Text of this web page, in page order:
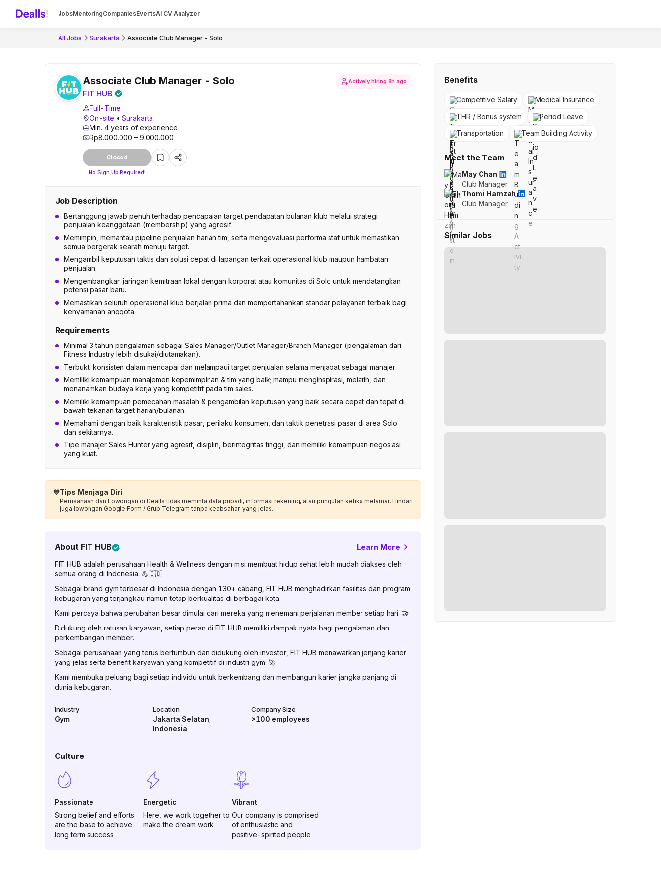
JobsMentoringCompaniesEventsAI CV Analyzer
All Jobs Surakarta Associate Club Manager - Solo
Associate Club Manager - Solo
FIT HUB
Full-Time
On-site • Surakarta
Min. 4 years of experience
Rp8.000.000 – 9.000.000
Closed
No Sign Up Required!
Actively hiring 8h ago
Job Description
Bertanggung jawab penuh terhadap pencapaian target pendapatan bulanan klub melalui strategi
penjualan keanggotaan (membership) yang agresif.
Memimpin, memantau pipeline penjualan harian tim, serta mengevaluasi performa staf untuk memastikan
semua bergerak searah menuju target.
Mengambil keputusan taktis dan solusi cepat di lapangan terkait operasional klub maupun hambatan
penjualan.
Mengembangkan jaringan kemitraan lokal dengan korporat atau komunitas di Solo untuk mendatangkan
potensi pasar baru.
Memastikan seluruh operasional klub berjalan prima dan mempertahankan standar pelayanan terbaik bagi
kenyamanan anggota.
Requirements
Minimal 3 tahun pengalaman sebagai Sales Manager/Outlet Manager/Branch Manager (pengalaman dari
Fitness Industry lebih disukai/diutamakan).
Terbukti konsisten dalam mencapai dan melampaui target penjualan selama menjabat sebagai manajer.
Memiliki kemampuan manajemen kepemimpinan & tim yang baik; mampu menginspirasi, melatih, dan
menanamkan budaya kerja yang kompetitif pada tim sales.
Memiliki kemampuan pemecahan masalah & pengambilan keputusan yang baik secara cepat dan tepat di
bawah tekanan target harian/bulanan.
Memahami dengan baik karakteristik pasar, perilaku konsumen, dan taktik penetrasi pasar di area Solo
dan sekitarnya.
Tipe manajer Sales Hunter yang agresif, disiplin, berintegritas tinggi, dan memiliki kemampuan negosiasi
yang kuat.
💙Tips Menjaga Diri
Perusahaan dan Lowongan di Dealls tidak meminta data pribadi, informasi rekening, atau pungutan ketika melamar. Hindari
juga lowongan Google Form / Grup Telegram tanpa keabsahan yang jelas.
About FIT HUB Learn More
FIT HUB adalah perusahaan Health & Wellness dengan misi membuat hidup sehat lebih mudah diakses oleh
semua orang di Indonesia. 💪🇮🇩
Sebagai brand gym terbesar di Indonesia dengan 130+ cabang, FIT HUB menghadirkan fasilitas dan program
kebugaran yang terjangkau namun tetap berkualitas di berbagai kota.
Kami percaya bahwa perubahan besar dimulai dari mereka yang menemani perjalanan member setiap hari. 🤝
Didukung oleh ratusan karyawan, setiap peran di FIT HUB memiliki dampak nyata bagi pengalaman dan
perkembangan member.
Sebagai perusahaan yang terus bertumbuh dan didukung oleh investor, FIT HUB menawarkan jenjang karier
yang jelas serta benefit karyawan yang kompetitif di industri gym. 🚀
Kami membuka peluang bagi setiap individu untuk berkembang dan membangun karier jangka panjang di
dunia kebugaran.
Industry
Gym
Location
Jakarta Selatan
Indonesia
Company Size
>100 employees
Culture
Passionate
Strong belief and efforts
are the base to achieve
long term success
Energetic
Here, we work together to
make the dream work
Vibrant
Our company is comprised
of enthusiastic and
positive-spirited people
Benefits
Competitive Salary
Medical Insurance
THR / Bonus system
Period Leave
Transportation
Team Building Activity
Meet the Team
May Chan
Club Manager
Thomi Hamzah
Club Manager
Similar Jobs